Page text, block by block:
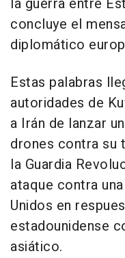
la guerra entre
concluye el
diplomático
Estas palabras
autoridades de
a Irán de lanzar
drones contra su
la Guardia
ataque contra
Unidos en
estadounidense
asiático.